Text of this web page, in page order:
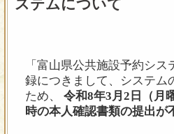
宗教曲のソリ
心インターナ
グリークラブ
クラブ」をは
している。ソ
レコード芸術
場合がござい
だか
６月２５日 （
ステムについて
「富山県公共施設予約シ
録につきまして、システム
ため、 令和8年3月2日（月
時の本人確認書類の提出が